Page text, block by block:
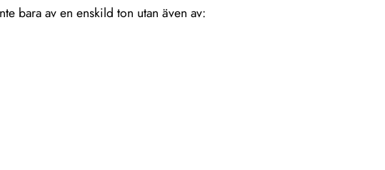
bara av en enskild ton utan även av: